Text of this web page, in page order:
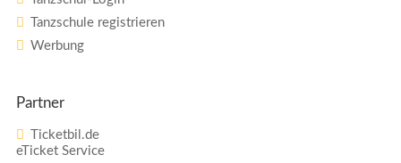
Tanzschule registrieren
Werbung
Partner
Ticketbil.de
eTicket Service